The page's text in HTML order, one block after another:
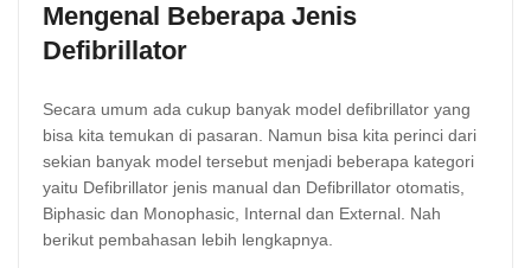
Mengenal Beberapa Jenis
Defibrillator
Secara umum ada cukup banyak model defibrillator yang
bisa kita temukan di pasaran. Namun bisa kita perinci dari
sekian banyak model tersebut menjadi beberapa kategori
yaitu Defibrillator jenis manual dan Defibrillator otomatis,
Biphasic dan Monophasic, Internal dan External. Nah
berikut pembahasan lebih lengkapnya.